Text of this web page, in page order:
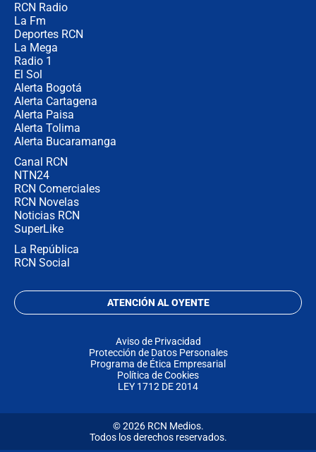
RCN Radio
La Fm
Deportes RCN
La Mega
Radio 1
El Sol
Alerta Bogotá
Alerta Cartagena
Alerta Paisa
Alerta Tolima
Alerta Bucaramanga
Canal RCN
NTN24
RCN Comerciales
RCN Novelas
Noticias RCN
SuperLike
La República
RCN Social
ATENCIÓN AL OYENTE
Aviso de Privacidad
Protección de Datos Personales
Programa de Ética Empresarial
Política de Cookies
LEY 1712 DE 2014
© 2026 RCN Medios.
Todos los derechos reservados.